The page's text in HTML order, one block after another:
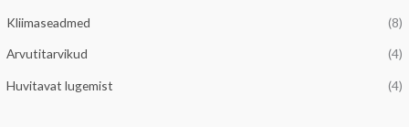
Kliimaseadmed (8)
Arvutitarvikud (4)
Huvitavat lugemist (4)